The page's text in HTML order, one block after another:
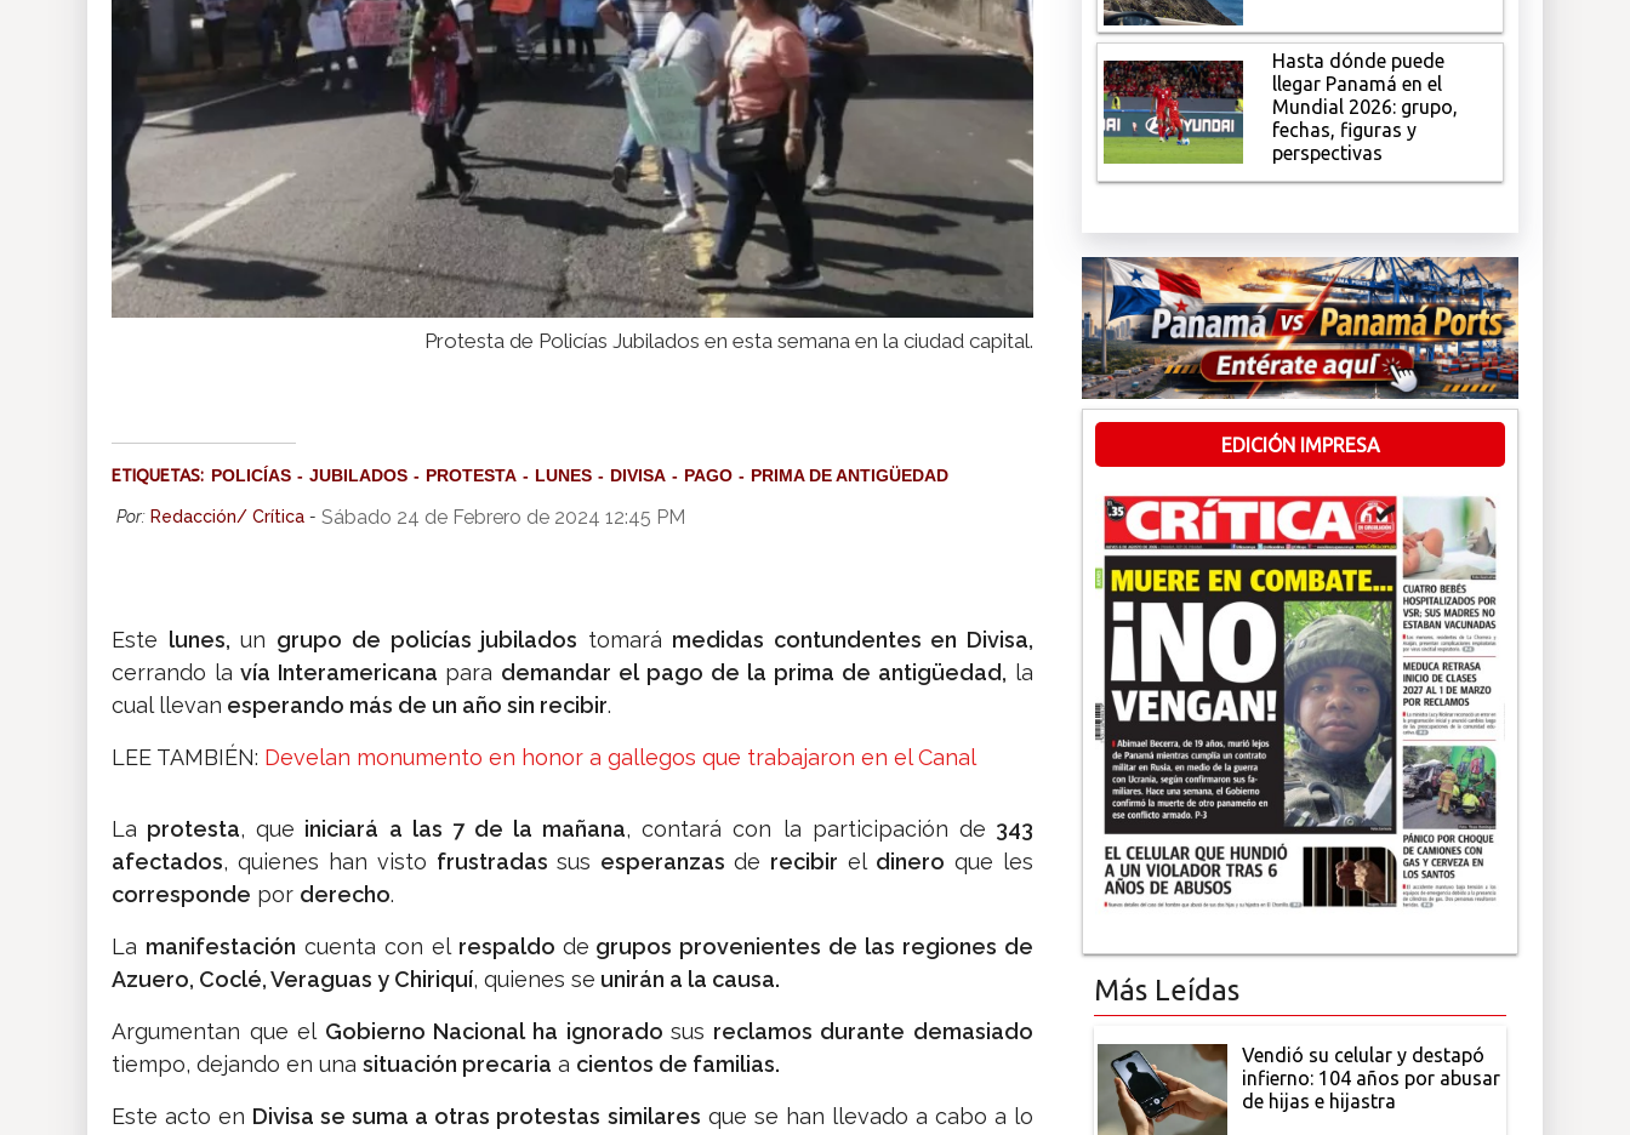
Protesta de Policías Jubilados en esta semana en la ciudad capital.
ETIQUETAS: POLICÍAS JUBILADOS PROTESTA LUNES DIVISA PAGO PRIMA DE ANTIGÜEDAD
Por: Redacción/ Crítica - Sábado 24 de Febrero de 2024 12:45 PM
Este lunes, un grupo de policías jubilados tomará medidas contundentes en Divisa,
cerrando la vía Interamericana para demandar el pago de la prima de antigüedad, la
cual llevan esperando más de un año sin recibir.
LEE TAMBIÉN: Develan monumento en honor a gallegos que trabajaron en el Canal
La protesta, que iniciará a las 7 de la mañana, contará con la participación de 343
afectados, quienes han visto frustradassus esperanzas de recibir el dinero que les
corresponde por derecho.
La manifestación cuenta con el respaldo de grupos provenientes de las regiones de
Azuero, Coclé, Veraguas y Chiriquí, quienes se unirán a la causa.
Argumentan que el Gobierno Nacional ha ignoradosus reclamos durante demasiado
tiempo, dejando en una situación precaria a cientos de familias.
Este acto en Divisa se suma a otras protestas similares que se han llevado a cabo a lo
Hasta dónde puede
llegar Panamá en el
Mundial 2026: grupo,
fechas, figuras y
perspectivas
EDICIÓN IMPRESA
Más Leídas
Vendió su celular y destapó
infierno: 104 años por abusar
de hijas e hijastra